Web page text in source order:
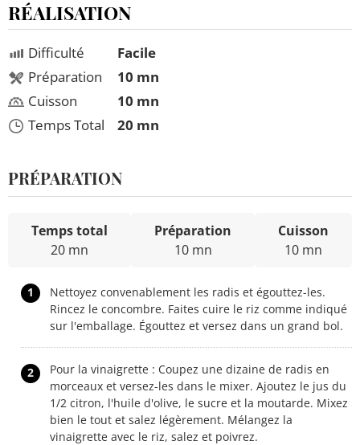
RÉALISATION
Difficulté
Préparation
Cuisson
Temps Total
Facile
10 mn
10 mn
20 mn
PRÉPARATION
Temps total
20 mn
Préparation
10 mn
Cuisson
10 mn
1
Nettoyez convenablement les radis et égouttez-les.
Rincez le concombre. Faites cuire le riz comme indiqué
sur l'emballage. Égouttez et versez dans un grand bol.
2
Pour la vinaigrette : Coupez une dizaine de radis en
morceaux et versez-les dans le mixer. Ajoutez le jus du
1/2 citron, l'huile d'olive, le sucre et la moutarde. Mixez
bien le tout et salez légèrement. Mélangez la
vinaigrette avec le riz, salez et poivrez.